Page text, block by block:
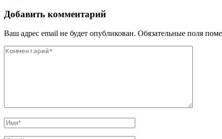
Добавить комментарий
Ваш адрес email не будет опубликован. Обязательные поля